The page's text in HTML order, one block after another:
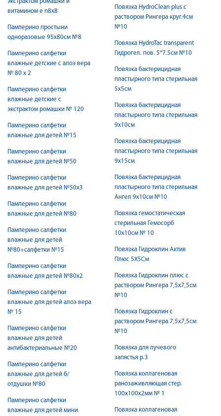
витамином е n8х8
Памперино простыни
одноразовые 95x80см №8
Памперино салфетки
влажные детские с алоэ вера
№ 80 х 2
Памперино салфетки
влажные детские с
экстрактом ромашки № 120
Памперино салфетки
влажные для детей №15
Памперино салфетки
влажные для детей №50
Памперино салфетки
влажные для детей №50х3
Памперино салфетки
влажные для детей №80
Памперино салфетки
влажные для детей
№80+салфетки №15
Памперино салфетки
влажные для детей №80х2
Памперино салфетки
влажные для детей алоэ вера
№ 15
Памперино салфетки
влажные для детей
антибактериальные №20
Памперино салфетки
влажные для детей б/
отдушки №80
Памперино салфетки
влажные для детей мини
Повязка HydroClean plus с
раствором Рингера круг.4см
№10
Повязка HydroTac transparent
Гидрогел. пов. 5*7.5см №10
Повязка бактерицидная
пластырного типа стерильная
5х5см
Повязка бактерицидная
пластырного типа стерильная
9х10см
Повязка бактерицидная
пластырного типа стерильная
9х15см
Повязка бактерицидная
пластырного типа стерильная
Ангел 9х10см №10
Повязка гемостатическая
стерильная Гемосорб
10х10см № 10
Повязка Гидроклин Актив
Плюс 5Х5См
Повязка Гидроклин плюс с
раствором Рингера 7,5х7,5см
№10
Повязка Гидроклин с
раствором Рингера 7,5х7,5см
№10
Повязка для лучевого
запястья р.3
Повязка коллагеновая
ранозаживляющая стер.
100х100х2мм № 1
Повязка коллагеновая